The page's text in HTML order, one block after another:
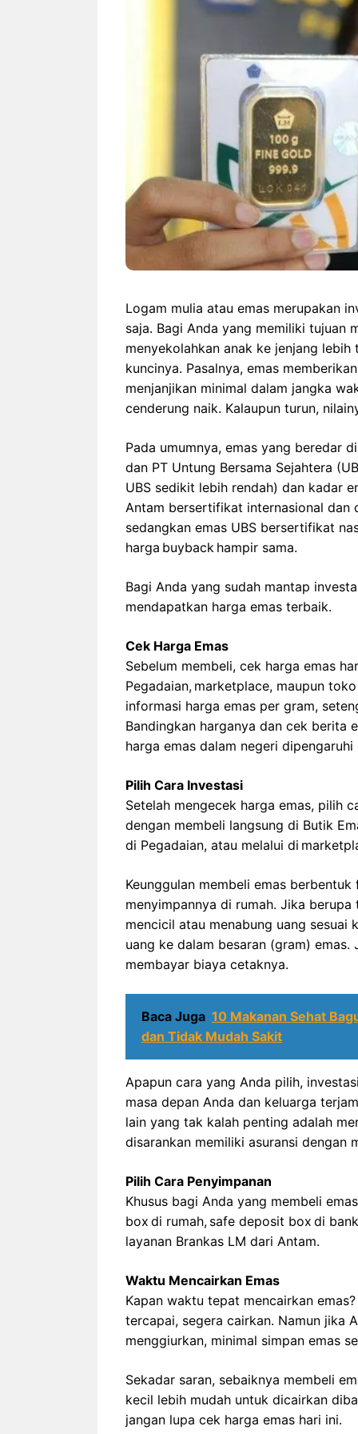
Logam mulia atau emas merupakan
saja. Bagi Anda yang memiliki tujuan
menyekolahkan anak ke jenjang
kuncinya. Pasalnya, emas
menjanjikan minimal dalam jangka
cenderung naik. Kalaupun turun,
Pada umumnya, emas yang beredar
dan PT Untung Bersama Sejahtera
UBS sedikit lebih rendah) dan kadar
Antam bersertifikat internasional dan
sedangkan emas UBS bersertifikat
harga buyback hampir sama.
Bagi Anda yang sudah mantap
mendapatkan harga emas terbaik.
Cek Harga Emas
Sebelum membeli, cek harga emas
Pegadaian, marketplace, maupun
informasi harga emas per gram,
Bandingkan harganya dan cek berita
harga emas dalam negeri
Pilih Cara Investasi
Setelah mengecek harga emas, pilih
dengan membeli langsung di Butik
di Pegadaian, atau melalui di
Keunggulan membeli emas
menyimpannya di rumah. Jika
mencicil atau menabung uang sesuai
uang ke dalam besaran (gram)
membayar biaya cetaknya.
Baca Juga 10 Makanan Sehat
dan Tidak Mudah Sakit
Apapun cara yang Anda pilih,
masa depan Anda dan keluarga
lain yang tak kalah penting adalah
disarankan memiliki asuransi dengan
Pilih Cara Penyimpanan
Khusus bagi Anda yang membeli
box di rumah, safe deposit box di
layanan Brankas LM dari Antam.
Waktu Mencairkan Emas
Kapan waktu tepat mencairkan
tercapai, segera cairkan. Namun jika
menggiurkan, minimal simpan emas
Sekadar saran, sebaiknya membeli
kecil lebih mudah untuk dicairkan
jangan lupa cek harga emas hari ini.
Duel